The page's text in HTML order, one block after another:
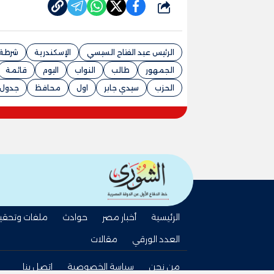
شارك
الرئيس عبد الفتاح السيسي الإسكندرية
الجمهور
طالب النواب اليوم قائمة
الحزب
سيدي جابر اول محافظ جدول
الرئيسية أخبار مصر حوادث ملفات
العدد الورقي
مقالات
من نحن سياسة الخصوصية اتصل بنا